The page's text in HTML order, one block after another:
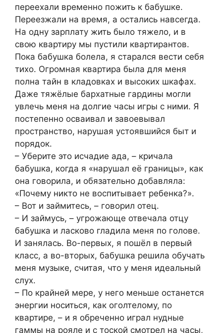
переехали временно пожить к бабушке.
Переезжали на время, а остались навсегда.
На одну зарплату жить было тяжело, и в
свою квартиру мы пустили квартирантов.
Пока бабушка болела, я старался вести себя
тихо. Огромная квартира была для меня
полна тайн в кладовках и высоких шкафах.
Даже тяжёлые бархатные гардины могли
увлечь меня на долгие часы игры с ними. Я
постепенно осваивал и завоевывал
пространство, нарушая устоявшийся быт и
порядок.
– Уберите это исчадие ада, – кричала
бабушка, когда я «нарушал её границы», как
она говорила, и обязательно добавляла:
«Почему никто не воспитывает ребенка?».
– Вот и займитесь, – говорил отец.
– И займусь, – угрожающе отвечала отцу
бабушка и ласково гладила меня по голове.
И занялась. Во-первых, я пошёл в первый
класс, а во-вторых, бабушка решила обучать
меня музыке, считая, что у меня идеальный
слух.
– По крайней мере, у него меньше останется
энергии носиться, как оголтелому, по
квартире, – и я обреченно играл нудные
гаммы на рояле и с тоской смотрел на часы,